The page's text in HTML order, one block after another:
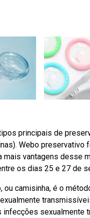
principais de
Webo preservativo
mais vantagens desse
os dias 25 e 27 de
ou camisinha, é o
sexualmente